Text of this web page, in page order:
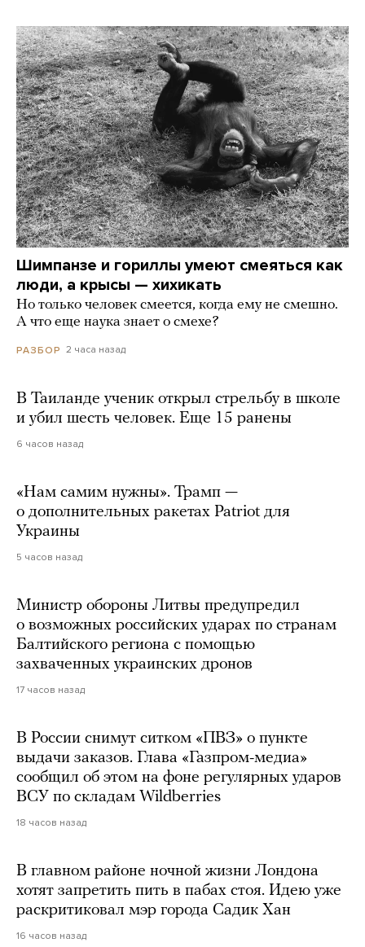
Шимпанзе и гориллы умеют смеяться как
люди, а крысы — хихикать
Но только человек смеется, когда ему не смешно.
А что еще наука знает о смехе?
РАЗБОР 2 часа назад
В Таиланде ученик открыл стрельбу в школе
и убил шесть человек. Еще 15 ранены
6 часов назад
«Нам самим нужны». Трамп —
о дополнительных ракетах Patriot для
Украины
5 часов назад
Министр обороны Литвы предупредил
о возможных российских ударах по странам
Балтийского региона с помощью
захваченных украинских дронов
17 часов назад
В России снимут ситком «ПВЗ» о пункте
выдачи заказов. Глава «Газпром-медиа»
сообщил об этом на фоне регулярных ударов
ВСУ по складам Wildberries
18 часов назад
В главном районе ночной жизни Лондона
хотят запретить пить в пабах стоя. Идею уже
раскритиковал мэр города Садик Хан
16 часов назад